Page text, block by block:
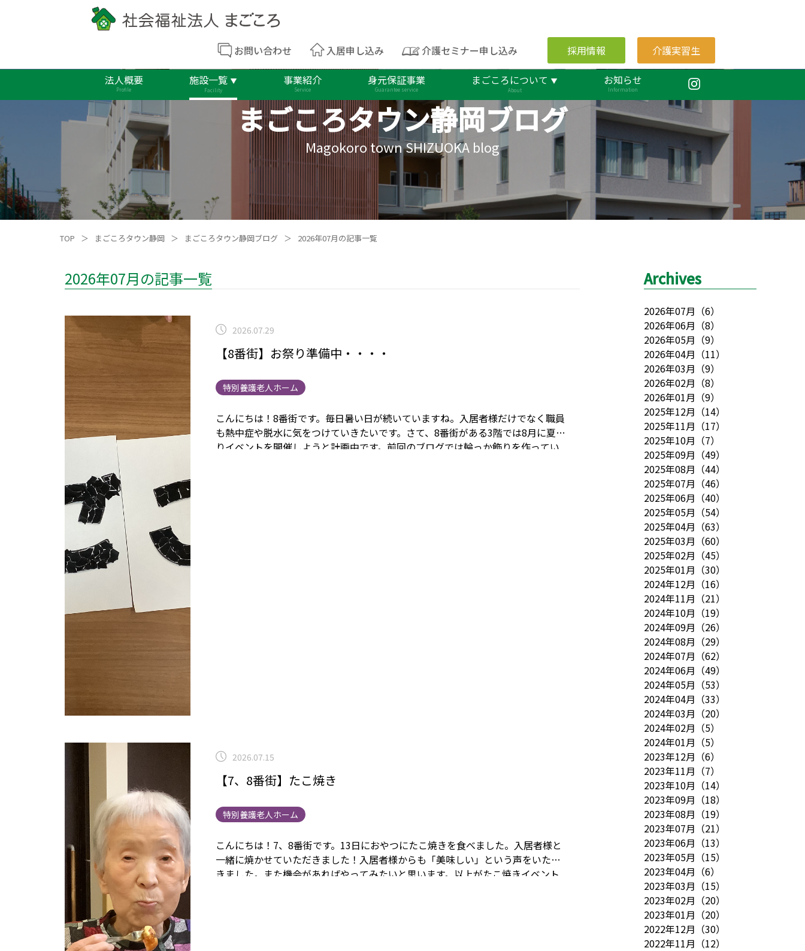
お問い合わせ 入居申し込み 介護セミナー申し込み 採用情報 介護実習生
法人概要
Profile
施設一覧
Facility
事業紹介
Service
身元保証事業
Guarantee service
まごころについて
About
お知らせ
Information
まごころタウン静岡ブログ
Magokoro town SHIZUOKA blog
TOP ＞ まごころタウン静岡 ＞ まごころタウン静岡ブログ ＞ 2026年07月の記事一覧
2026年07月の記事一覧
2026.07.29
【8番街】お祭り準備中・・・・
特別養護老人ホーム
こんにちは！8番街です。 毎日暑い日が続いていますね。入居者様だけでなく職員
も熱中症や脱水に気をつけていきたいです。 さて、8番街がある3階では8月に夏祭
りイベントを開催しようと計画中です。 前回のブログでは輪っか飾りを作ってい
2026.07.15
【7、8番街】たこ焼き
特別養護老人ホーム
こんにちは！7、8番街です。 13日におやつにたこ焼きを食べました。 入居者様と
一緒に焼かせていただきました！入居者様からも「美味しい」という声をいただ
きました。また機会があればやってみたいと思います。 以上がたこ焼きイベント
Archives
2026年07月 （6）
2026年06月 （8）
2026年05月 （9）
2026年04月 （11）
2026年03月 （9）
2026年02月 （8）
2026年01月 （9）
2025年12月 （14）
2025年11月 （17）
2025年10月 （7）
2025年09月 （49）
2025年08月 （44）
2025年07月 （46）
2025年06月 （40）
2025年05月 （54）
2025年04月 （63）
2025年03月 （60）
2025年02月 （45）
2025年01月 （30）
2024年12月 （16）
2024年11月 （21）
2024年10月 （19）
2024年09月 （26）
2024年08月 （29）
2024年07月 （62）
2024年06月 （49）
2024年05月 （53）
2024年04月 （33）
2024年03月 （20）
2024年02月 （5）
2024年01月 （5）
2023年12月 （6）
2023年11月 （7）
2023年10月 （14）
2023年09月 （18）
2023年08月 （19）
2023年07月 （21）
2023年06月 （13）
2023年05月 （15）
2023年04月 （6）
2023年03月 （15）
2023年02月 （20）
2023年01月 （20）
2022年12月 （30）
2022年11月 （12）